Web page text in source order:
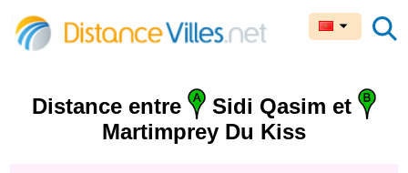
Distance entre
Sidi Qasim et
Martimprey Du Kiss